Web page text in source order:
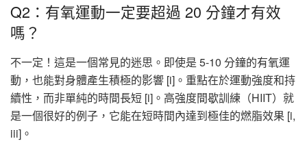
Q2：有氧運動一定要超過 20 分鐘才有效
嗎？
不一定！這是一個常見的迷思。即使是 5-10 分鐘的有氧運
動，也能對身體產生積極的影響 [i]。重點在於運動強度和持
續性，而非單純的時間長短 [i]。高強度間歇訓練（HIIT）就
是一個很好的例子，它能在短時間內達到極佳的燃脂效果 [i,
iii]。